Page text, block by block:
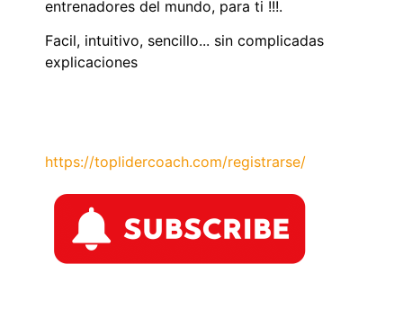
entrenadores del mundo, para ti !!!.
Facil, intuitivo, sencillo... sin complicadas
explicaciones
https://toplidercoach.com/registrarse/